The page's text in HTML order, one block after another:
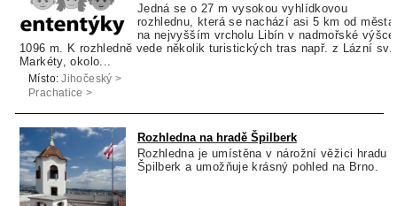
Jedná se o 27 m vysokou vyhlídkovou
rozhlednu, která se nachází asi 5 km od města
na nejvyšším vrcholu Libín v nadmořské výšce
1096 m. K rozhledně vede několik turistických tras např. z Lázní sv.
Markéty, okolo...
Místo: Jihočeský >
Prachatice >
Rozhledna na hradě Špilberk
Rozhledna je umístěna v nárožní věžici hradu
Špilberk a umožňuje krásný pohled na Brno.